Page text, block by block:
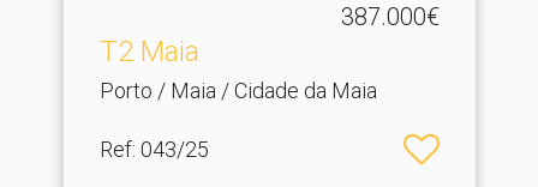
387.000€
T2 Maia
Porto / Maia / Cidade da Maia
Ref: 043/25